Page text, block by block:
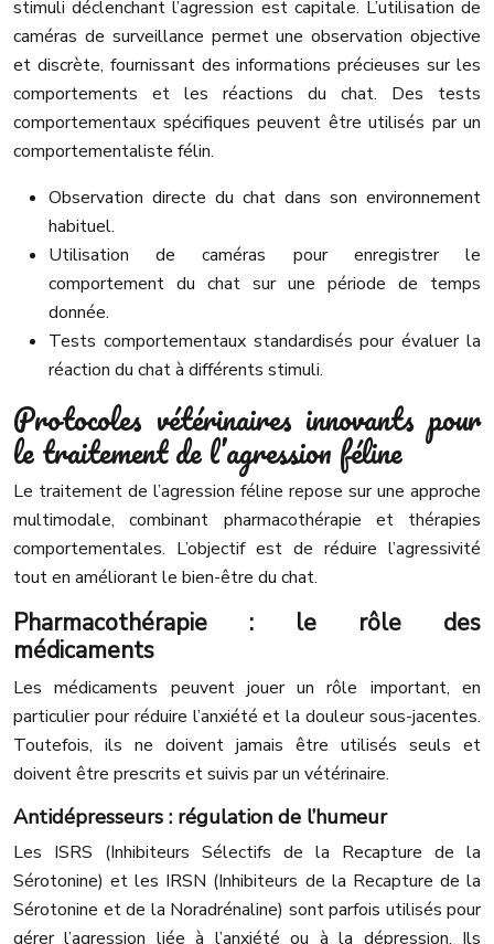
stimuli déclenchant l’agression est capitale. L’utilisation de
caméras de surveillance permet une observation objective
et discrète, fournissant des informations précieuses sur les
comportements et les réactions du chat. Des tests
comportementaux spécifiques peuvent être utilisés par un
comportementaliste félin.
Observation directe du chat dans son environnement
habituel.
Utilisation de caméras pour enregistrer le
comportement du chat sur une période de temps
donnée.
Tests comportementaux standardisés pour évaluer la
réaction du chat à différents stimuli.
Protocoles vétérinaires innovants pour
le traitement de l’agression féline
Le traitement de l’agression féline repose sur une approche
multimodale, combinant pharmacothérapie et thérapies
comportementales. L’objectif est de réduire l’agressivité
tout en améliorant le bien-être du chat.
Pharmacothérapie : le rôle des
médicaments
Les médicaments peuvent jouer un rôle important, en
particulier pour réduire l’anxiété et la douleur sous-jacentes.
Toutefois, ils ne doivent jamais être utilisés seuls et
doivent être prescrits et suivis par un vétérinaire.
Antidépresseurs : régulation de l’humeur
Les ISRS (Inhibiteurs Sélectifs de la Recapture de la
Sérotonine) et les IRSN (Inhibiteurs de la Recapture de la
Sérotonine et de la Noradrénaline) sont parfois utilisés pour
gérer l’agression liée à l’anxiété ou à la dépression. Ils